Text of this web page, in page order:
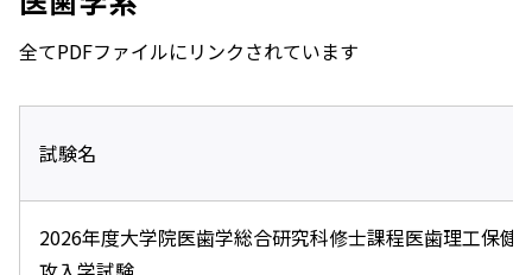
全てPDFファイルにリンクされています
試験名
2026年度大学院医歯学総合研究科修士課程医歯理工保健